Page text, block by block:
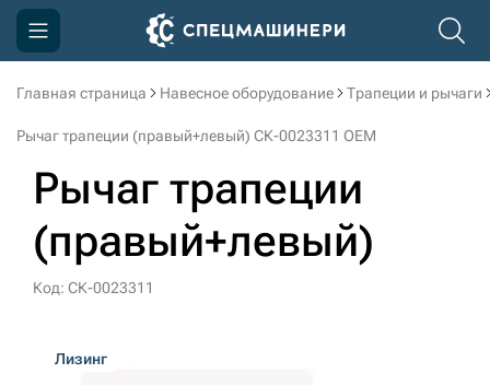
Главная страница Навесное оборудование Трапеции и рычаги
Рычаг трапеции (правый+левый) СК-0023311 OEM
Рычаг трапеции
(правый+левый)
Код: СК-0023311
Лизинг
Компания
Доставка и оплата
Информация
Контакты